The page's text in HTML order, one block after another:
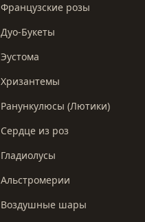
Французские розы
Дуо-Букеты
Эустома
Хризантемы
Ранункулюсы (Лютики)
Сердце из роз
Гладиолусы
Альстромерии
Воздушные шары